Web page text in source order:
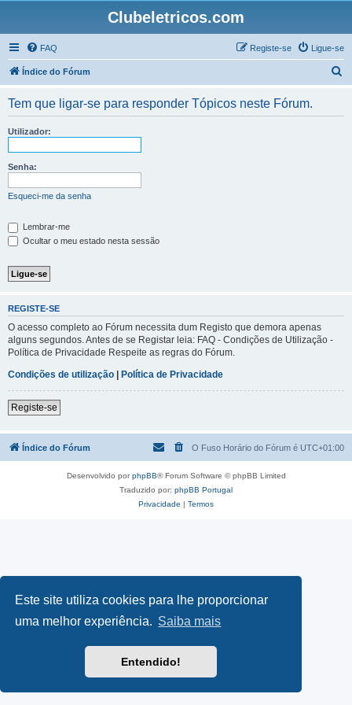
Este site utiliza cookies para lhe proporcionar
uma melhor experiência. Saiba mais
Entendido!
Clubeletricos.com
FAQ Ligue-se
Registe-se
Índice do Fórum
Tem que ligar-se para responder Tópicos neste Fórum.
Utilizador:
Senha:
Esqueci-me da senha
Lembrar-me
Ocultar o meu estado nesta sessão
REGISTE-SE
O acesso completo ao Fórum necessita dum Registo que demora apenas
alguns segundos. Antes de se Registar leia: FAQ - Condições de Utilização -
Política de Privacidade Respeite as regras do Fórum.
Condições de utilização | Política de Privacidade
Registe-se
Índice do Fórum O Fuso Horário do Fórum é UTC+01:00
Desenvolvido porphpBB® Forum Software © phpBB Limited
Traduzido por: phpBB Portugal
Privacidade | Termos